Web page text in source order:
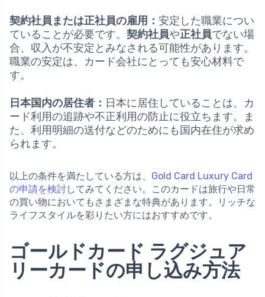
契約社員または正社員の雇用： 安定した職業につい
ていることが必要です。 契約社員や正社員でない場
合、収入が不安定とみなされる可能性があります。
職業の安定は、カード会社にとっても安心材料で
す。
日本国内の居住者： 日本に居住していることは、カ
ード利用の追跡や不正利用の防止に役立ちます。ま
た、利用明細の送付などのためにも国内在住が求め
られます。
以上の条件を満たしている方は、 Gold Card Luxury Card
の申請を検討してみてください。このカードは旅行や日常
の買い物においてもさまざまな特典があります。リッチな
ライフスタイルを彩りたい方にはおすすめです。
ゴールドカード ラグジュア
リーカードの申し込み方法